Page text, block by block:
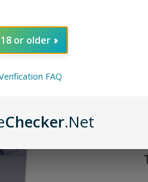
or older
FAQ
Checker.Net